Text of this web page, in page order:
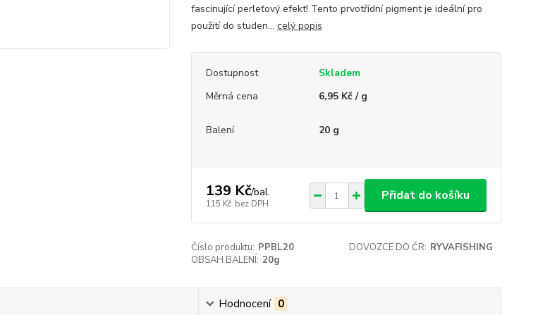
fascinující perleťový efekt! Tento prvotřídní pigment je ideální pro
použití do studen... celý popis
Dostupnost
Skladem
Měrná cena
6,95 Kč / g
Balení 20 g
139 Kč/bal.
115 Kč bez DPH
Přidat do košíku
Číslo produktu: PPBL20 DOVOZCE DO ČR: RYVAFISHING
OBSAH BALENÍ: 20g
Hodnocení 0